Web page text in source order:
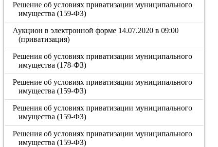
Решение об условиях приватизации муниципального
имущества (159-ФЗ)
Аукцион в электронной форме 14.07.2020 в 09:00
(приватизация)
Решения об условиях приватизации муниципального
имущества (178-ФЗ)
Решение об условиях приватизации муниципального
имущества (159-ФЗ)
Решения об условиях приватизации муниципального
имущества (159-ФЗ)
Решения об условиях приватизации муниципального
имущества (159-ФЗ)